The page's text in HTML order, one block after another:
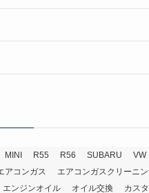
MINI R55 R56 SUBARU VW
アコンガス
エアコンガスクリーニ
エンジンオイル オイル交換 カス